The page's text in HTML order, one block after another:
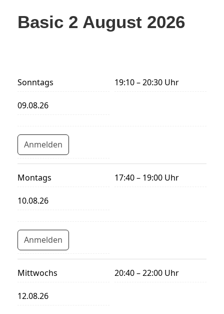
Basic 2 August 2026
Sonntags 19:10 – 20:30 Uhr
09.08.26
Anmelden
Montags 17:40 – 19:00 Uhr
10.08.26
Anmelden
Mittwochs 20:40 – 22:00 Uhr
12.08.26